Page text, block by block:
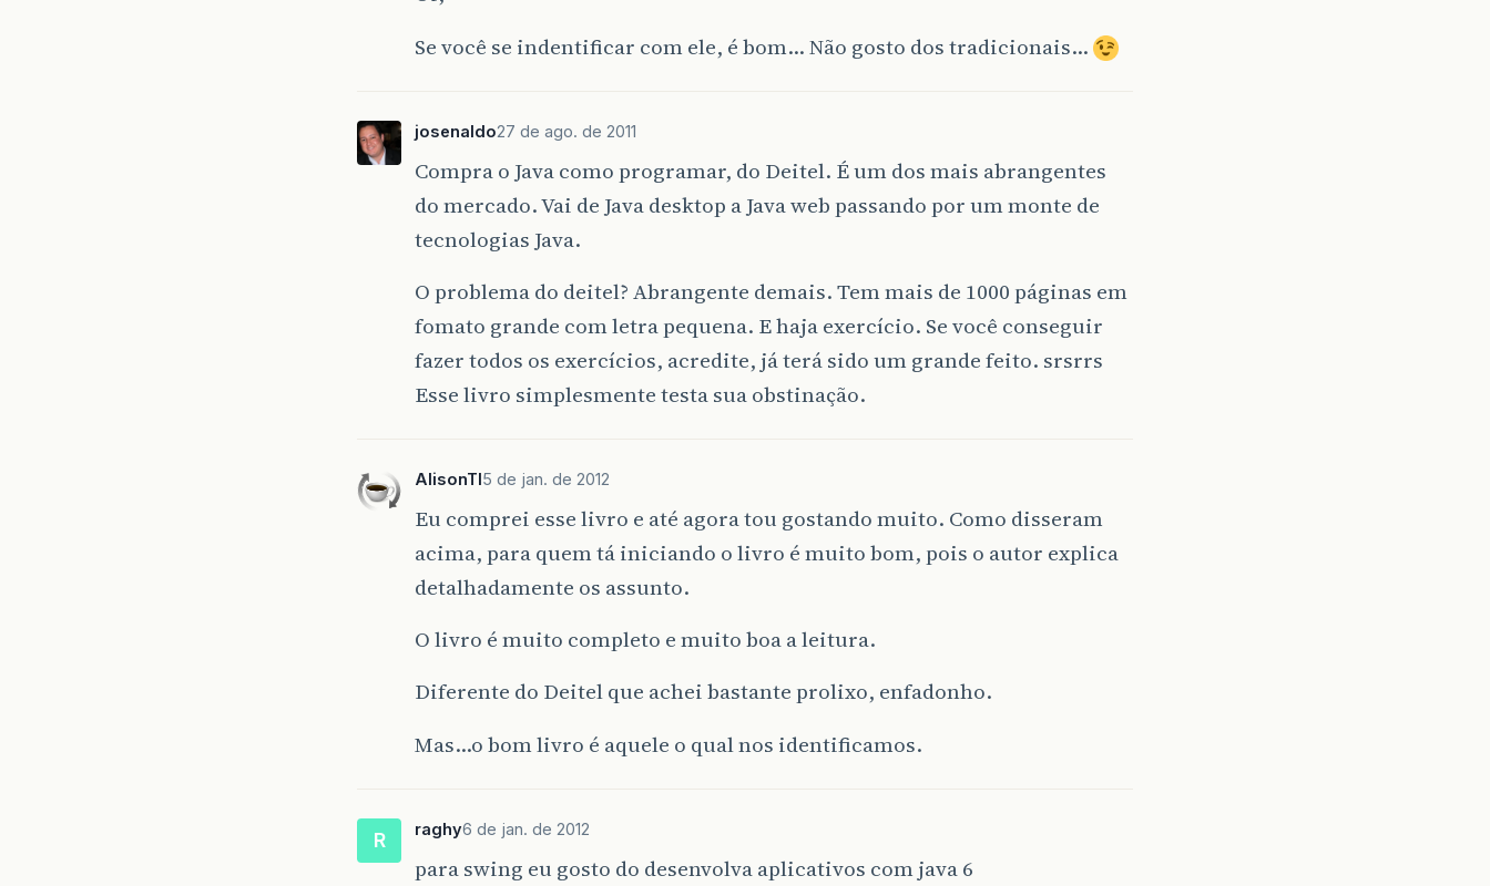
Se você se indentificar com ele, é bom… Não gosto dos tradicionais…
josenaldo27 de ago. de 2011
Compra o Java como programar, do Deitel. É um dos mais abrangentes
do mercado. Vai de Java desktop a Java web passando por um monte de
tecnologias Java.
O problema do deitel? Abrangente demais. Tem mais de 1000 páginas em
fomato grande com letra pequena. E haja exercício. Se você conseguir
fazer todos os exercícios, acredite, já terá sido um grande feito. srsrrs
Esse livro simplesmente testa sua obstinação.
AlisonTI5 de jan. de 2012
Eu comprei esse livro e até agora tou gostando muito. Como disseram
acima, para quem tá iniciando o livro é muito bom, pois o autor explica
detalhadamente os assunto.
O livro é muito completo e muito boa a leitura.
Diferente do Deitel que achei bastante prolixo, enfadonho.
Mas…o bom livro é aquele o qual nos identificamos.
R raghy6 de jan. de 2012
para swing eu gosto do desenvolva aplicativos com java 6